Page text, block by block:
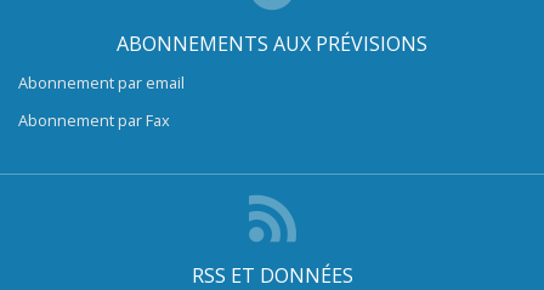
ABONNEMENTS AUX PRÉVISIONS
Abonnement par email
Abonnement par Fax
RSS ET DONNÉES